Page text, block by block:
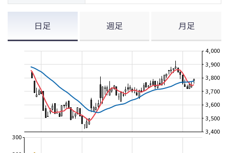
日足 週足 月足
3,400
3,500
3,600
3,700
3,800
3,900
4,000
300